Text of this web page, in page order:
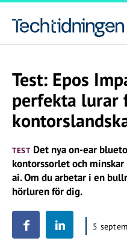
Test: Epos
perfekta lurar
TESTDet nya on-ear
kontorssorlet och
ai. Om du arbetar i en
hörluren för dig.
5